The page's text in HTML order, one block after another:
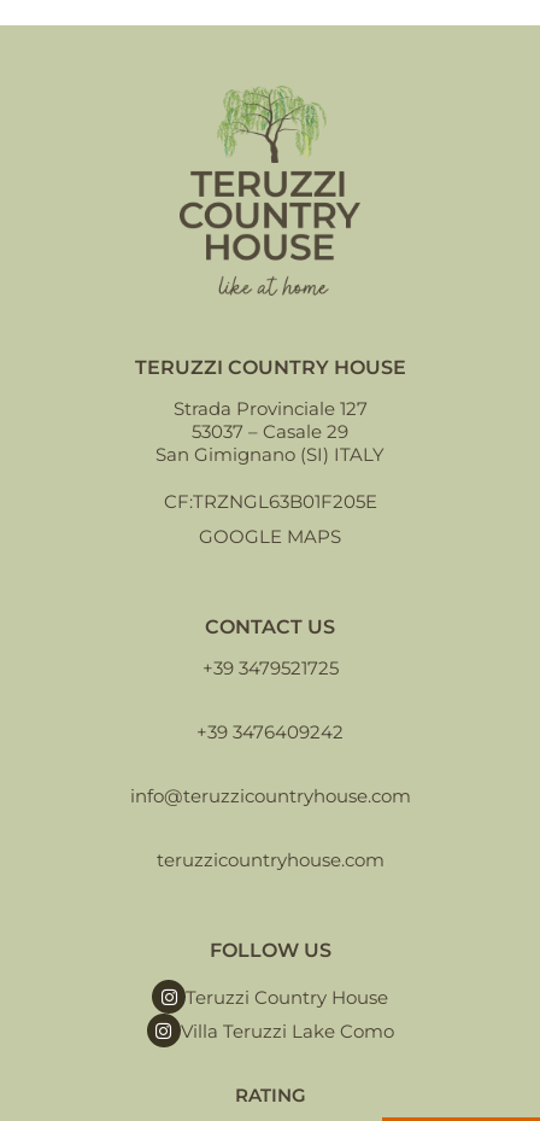
TERUZZI COUNTRY HOUSE
Strada Provinciale 127
53037 – Casale 29
San Gimignano (SI) ITALY
CF:TRZNGL63B01F205E
GOOGLE MAPS
CONTACT US
+39 3479521725
+39 3476409242
info@teruzzicountryhouse.com
teruzzicountryhouse.com
FOLLOW US
Teruzzi Country House
Villa Teruzzi Lake Como
RATING